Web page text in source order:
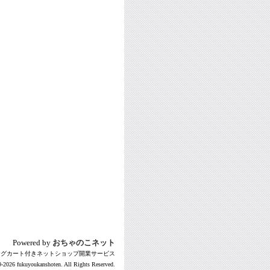
Powered by おちゃのこネット
カート付きネットショップ開業サービス
2026 fukuyoukanshoten. All Rights Reserved.